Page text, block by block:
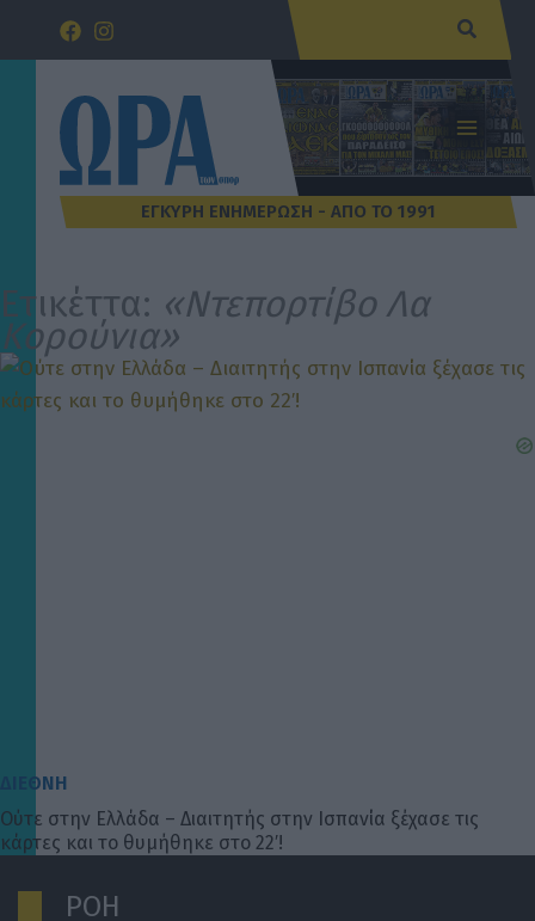
Μετάβαση
Ετικέττα: «Ντεπορτίβο Λα
Κορούνια»
ΔΙΕΘΝΗ
Ούτε στην Ελλάδα – Διαιτητής στην Ισπανία ξέχασε τις
κάρτες και το θυμήθηκε στο 22′!
ΡΟΗ